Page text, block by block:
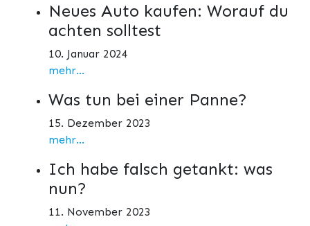
Neues Auto kaufen: Worauf du
achten solltest
10. Januar 2024
mehr...
Was tun bei einer Panne?
15. Dezember 2023
mehr...
Ich habe falsch getankt: was
nun?
11. November 2023